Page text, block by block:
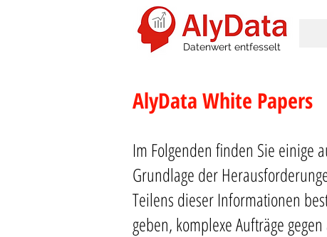
Datenwert entfesselt
AlyData White Papers
Im Folgenden finden Sie einige
Grundlage der
Teilens dieser Informationen
geben, komplexe Aufträge